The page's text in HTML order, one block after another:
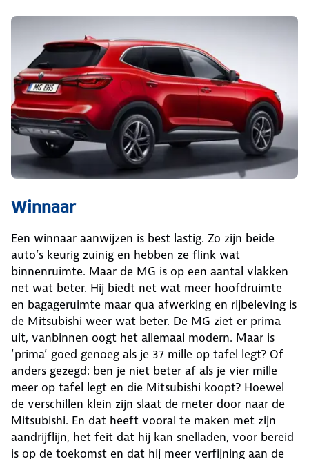
Winnaar
Een winnaar aanwijzen is best lastig. Zo zijn beide
auto’s keurig zuinig en hebben ze flink wat
binnenruimte. Maar de MG is op een aantal vlakken
net wat beter. Hij biedt net wat meer hoofdruimte
en bagageruimte maar qua afwerking en rijbeleving is
de Mitsubishi weer wat beter. De MG ziet er prima
uit, vanbinnen oogt het allemaal modern. Maar is
‘prima’ goed genoeg als je 37 mille op tafel legt? Of
anders gezegd: ben je niet beter af als je vier mille
meer op tafel legt en die Mitsubishi koopt? Hoewel
de verschillen klein zijn slaat de meter door naar de
Mitsubishi. En dat heeft vooral te maken met zijn
aandrijflijn, het feit dat hij kan snelladen, voor bereid
is op de toekomst en dat hij meer verfijning aan de